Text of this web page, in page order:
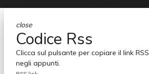
close
Codice Rss
Clicca sul pulsante per copiare il link RSS
negli appunti.